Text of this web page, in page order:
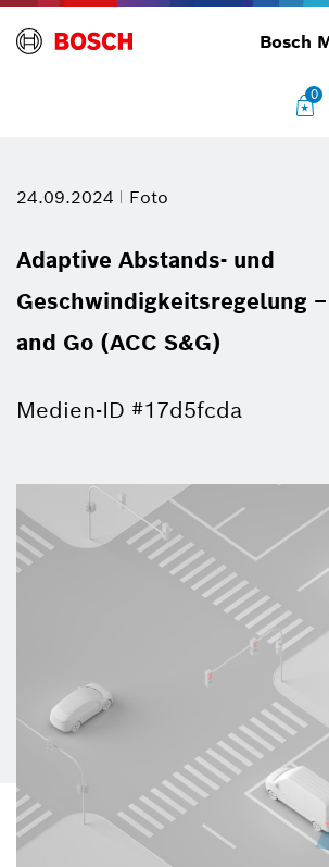
Bosch
0
24.09.2024 Foto
Adaptive Abstands- und
Geschwindigkeitsregelung
and Go (ACC S&G)
Medien-ID #17d5fcda